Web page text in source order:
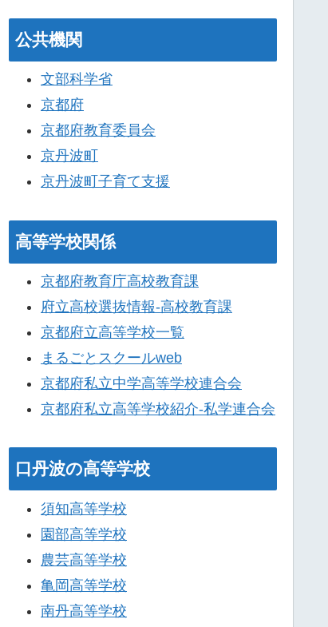
公共機関
文部科学省
京都府
京都府教育委員会
京丹波町
京丹波町子育て支援
高等学校関係
京都府教育庁高校教育課
府立高校選抜情報-高校教育課
京都府立高等学校一覧
まるごとスクールweb
京都府私立中学高等学校連合会
京都府私立高等学校紹介-私学連合会
口丹波の高等学校
須知高等学校
園部高等学校
農芸高等学校
亀岡高等学校
南丹高等学校